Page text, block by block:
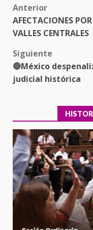
Post
navigation
Anterior
AFECTACIONES
VALLES CENTRALES
Siguiente
🔴México
judicial histórica